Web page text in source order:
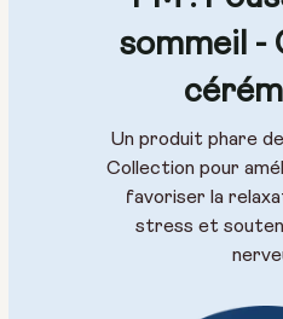
sommeil -
Un produit phare
Collection pour
favoriser la
stress et